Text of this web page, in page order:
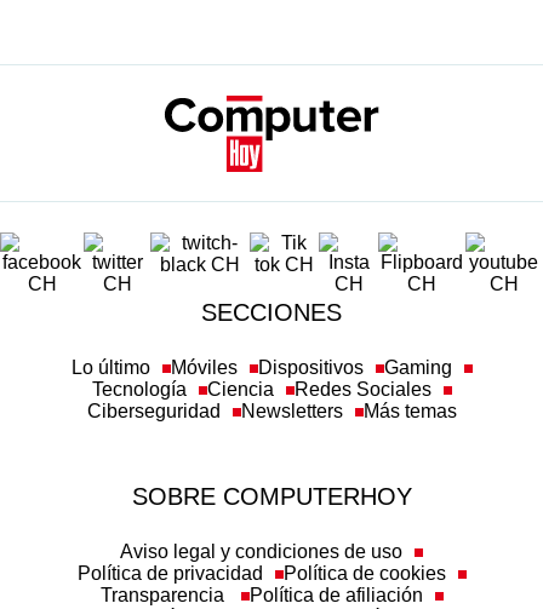
SECCIONES
Lo último Móviles Dispositivos
Gaming
Tecnología
Ciencia
Redes Sociales
Ciberseguridad
Newsletters Más temas
SOBRE COMPUTERHOY
Aviso legal y condiciones de uso
Política de privacidad
Política de cookies
Transparencia
Política de afiliación